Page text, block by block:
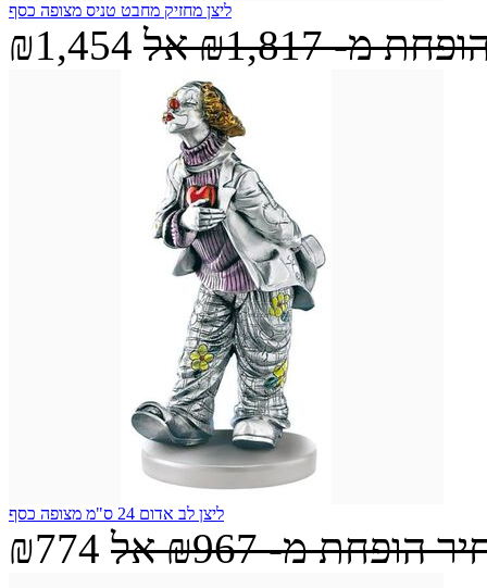
ליצן מחזיק מחבט טניס מצופה כסף
₪1,454 מ-₪1,817 אל
ליצן לב אדום 24 ס"מ מצופה כסף
₪774 הופחת מ-₪967 אל